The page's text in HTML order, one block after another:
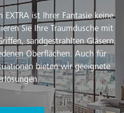
ist Ihrer Fantasie keine
Sie Ihre Traumdusche mit
sandgestrahlten Gläsern,
Oberflächen. Auch für
bieten wir geeignete